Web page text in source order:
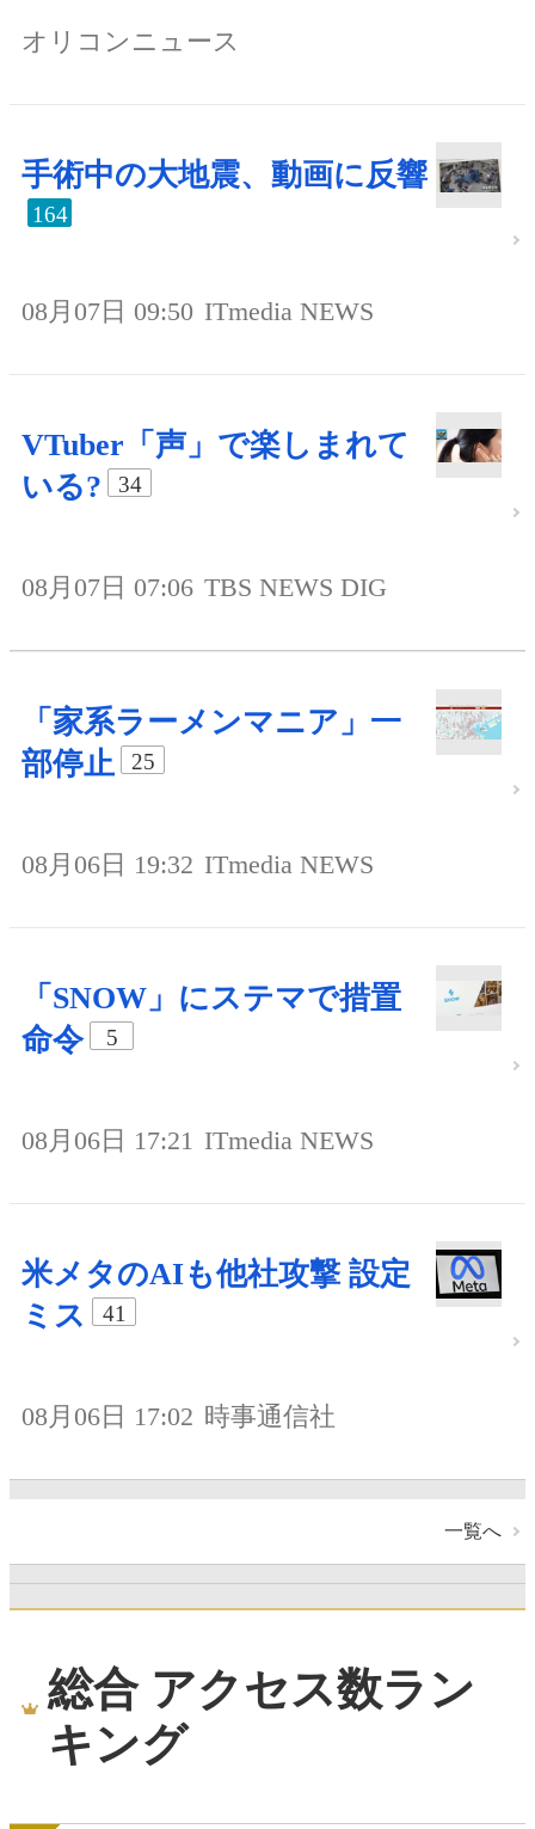
オリコンニュース
手術中の大地震、動画に反響
164
08月07日 09:50 ITmedia NEWS
VTuber「声」で楽しまれて
いる?
34
08月07日 07:06 TBS NEWS DIG
「家系ラーメンマニア」一
部停止
25
08月06日 19:32 ITmedia NEWS
「SNOW」にステマで措置
命令
5
08月06日 17:21 ITmedia NEWS
米メタのAIも他社攻撃 設定
ミス
41
08月06日 17:02 時事通信社
一覧へ
総合 アクセス数ラン
キング